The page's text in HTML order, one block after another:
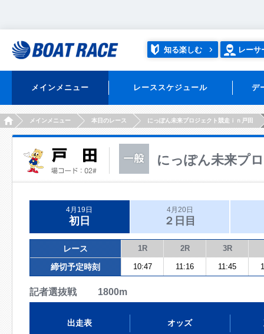
知る楽しむ レーサ
メインメニュー レーススケジュール デ
HOMEメインメニュー 本日のレース にっぽん未来プロジェクト競走ｉｎ戸田
にっぽん未来プ
4月19日
初日
4月20日
２日目
レース 1R 2R 3R
締切予定時刻 10:47 11:16 11:45
記者選抜戦 1800m
出走表 オッズ